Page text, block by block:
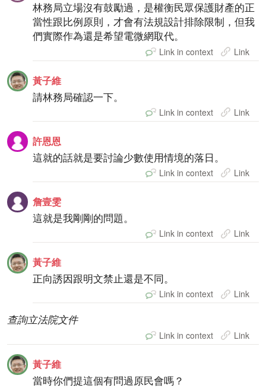
林務局立場沒有鼓勵過，是權衡民眾保護財產的正
當性跟比例原則，才會有法規設計排除限制，但我
們實際作為還是希望電微網取代。
Link in context Link
黃子維
請林務局確認一下。
Link in context Link
許恩恩
這就的話就是要討論少數使用情境的落日。
Link in context Link
詹壹雯
這就是我剛剛的問題。
Link in context Link
黃子維
正向誘因跟明文禁止還是不同。
Link in context Link
查詢立法院文件
Link in context Link
黃子維
當時你們提這個有問過原民會嗎？